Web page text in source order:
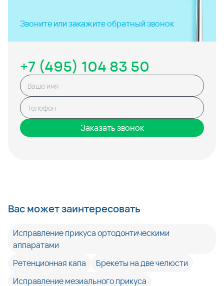
Звоните или закажитеобратный звонок
+7 (495) 104 83 50
Заказать звонок
Вас может заинтересовать
Исправление прикуса ортодонтическими
аппаратами
Ретенционная капа
Брекеты на две челюсти
Исправление мезиального прикуса